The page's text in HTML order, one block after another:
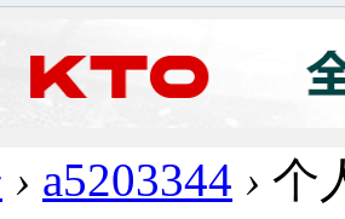
› a5203344 › 个